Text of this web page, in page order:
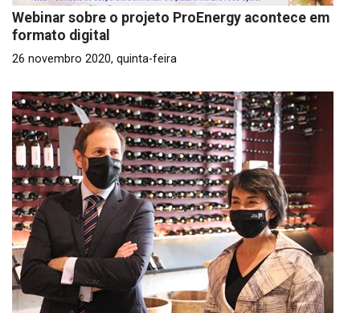
Webinar sobre o projeto ProEnergy acontece em
formato digital
26 novembro 2020, quinta-feira